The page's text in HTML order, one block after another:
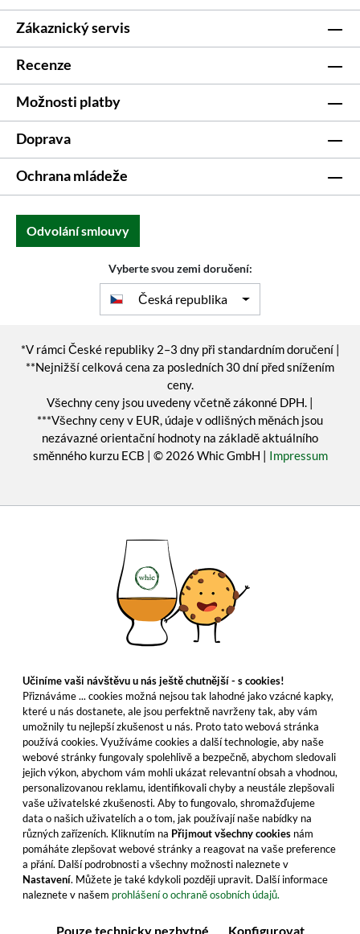
Zákaznický servis
Recenze
Možnosti platby
Doprava
Ochrana mládeže
Odvolání smlouvy
Vyberte svou zemi doručení:
Česká republika
*V rámci České republiky 2–3 dny při standardním doručení |
**Nejnižší celková cena za posledních 30 dní před snížením
ceny.
Všechny ceny jsou uvedeny včetně zákonné DPH. |
***Všechny ceny v EUR, údaje v odlišných měnách jsou
nezávazné orientační hodnoty na základě aktuálního
směnného kurzu ECB | © 2026 Whic GmbH | Impressum
Učiníme vaši návštěvu u nás ještě chutnější - s cookies!
Přiznáváme ... cookies možná nejsou tak lahodné jako vzácné kapky,
které u nás dostanete, ale jsou perfektně navrženy tak, aby vám
umožnily tu nejlepší zkušenost u nás. Proto tato webová stránka
používá cookies. Využíváme cookies a další technologie, aby naše
webové stránky fungovaly spolehlivě a bezpečně, abychom sledovali
jejich výkon, abychom vám mohli ukázat relevantní obsah a vhodnou,
personalizovanou reklamu, identifikovali chyby a neustále zlepšovali
vaše uživatelské zkušenosti. Aby to fungovalo, shromažďujeme
data o našich uživatelích a o tom, jak používají naše nabídky na
různých zařízeních. Kliknutím na Přijmout všechny cookies nám
pomáháte zlepšovat webové stránky a reagovat na vaše preference
a přání. Další podrobnosti a všechny možnosti naleznete v
Nastavení. Můžete je také kdykoli později upravit. Další informace
naleznete v našem prohlášení o ochraně osobních údajů.
Pouze technicky nezbytné Konfigurovat